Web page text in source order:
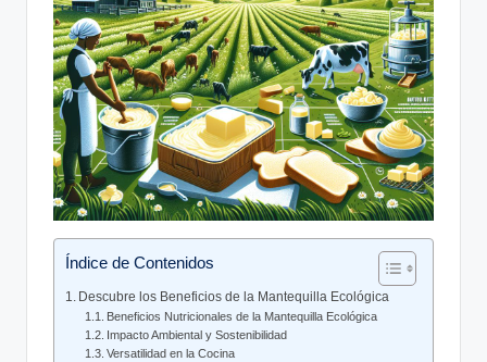
Índice de Contenidos
Descubre los Beneficios de la Mantequilla Ecológica
Beneficios Nutricionales de la Mantequilla Ecológica
Impacto Ambiental y Sostenibilidad
Versatilidad en la Cocina